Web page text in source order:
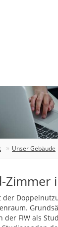
Unser Gebäude
Zimmer
der
der FIW als